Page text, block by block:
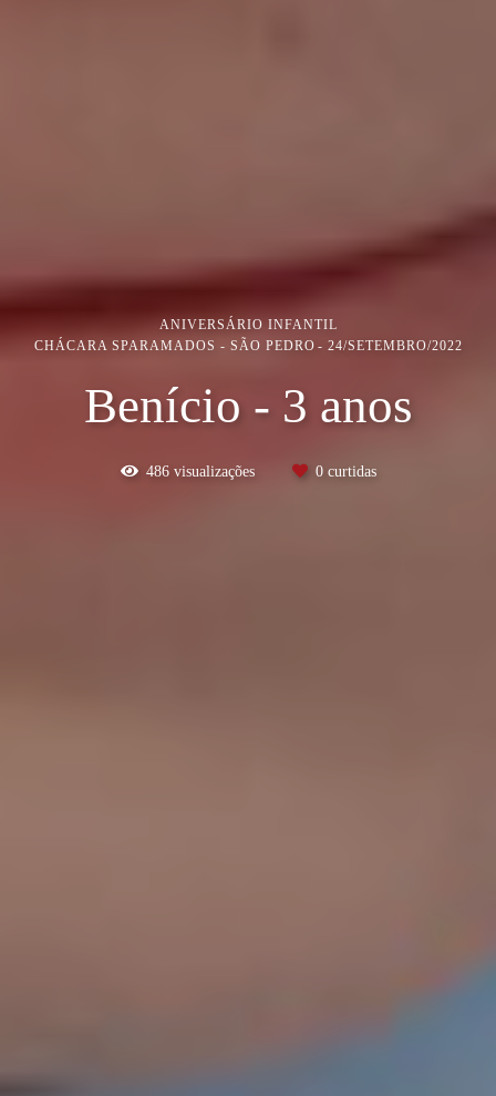
ANIVERSÁRIO INFANTIL
CHÁCARA SPARAMADOS - SÃO PEDRO
24/SETEMBRO/2022
Benício - 3 anos
486visualizações 0curtidas